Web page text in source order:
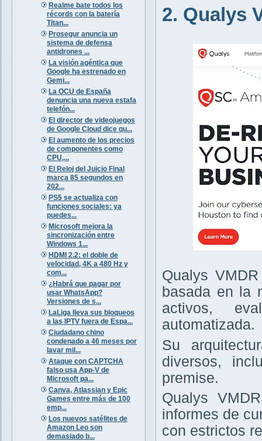
Realme bate todos los
récords con la batería
Titan...
Prosegur anuncia un
sistema de defensa
antidrones ...
La visión agéntica que
Google ha estrenado en
Gemi...
La OCU de España
denuncia una nueva estafa
telefón...
El director de videojuegos
de Google Cloud dice qu...
El aumento de los precios
de componentes como
CPU,...
El Reloj del Juicio Final
marca 85 segundos en
202...
PS5 se actualiza con
funciones sociales: ya
puedes...
Microsoft mejora la
sincronización entre
Windows 1...
HDMI 2.2: el doble de
velocidad, 4K a 480 Hz y
com...
¿Habrá que pagar por
usar WhatsApp?
Versiones de s...
LaLiga lleva sus bloqueos
a las IPTV fuera de Espa...
Ciudadano chino
condenado a 46 meses por
lavar mil...
Ataque con CAPTCHA
falso usa App-V de
Microsoft pa...
Canva, Atlassian y Epic
Games entre más de 100
emp...
Los nuevos satélites de
Amazon Leo son
demasiado b...
2. Qualys
Qualys
basada en la
activos,
automatizada.
Su
diversos,
premise.
Qualys
informes de
con estrictos